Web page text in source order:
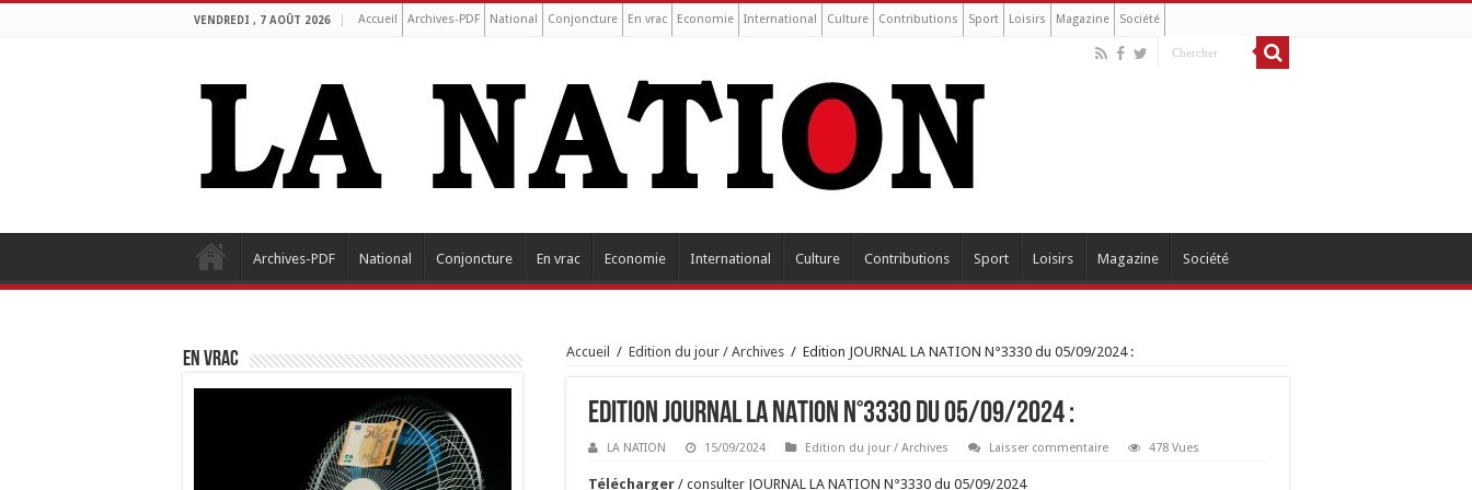
VENDREDI , 7 AOÛT 2026 Accueil Archives-PDF National Conjoncture En vrac Economie International Culture Contributions Sport Loisirs Magazine Société
Archives-PDF National Conjoncture En vrac Economie International Culture Contributions Sport Loisirs Magazine Société
Accueil / Edition du jour / Archives / Edition JOURNAL LA NATION N°3330 du 05/09/2024 :
Edition JOURNAL LA NATION N°3330 du 05/09/2024 :
LA NATION 15/09/2024 Edition du jour / Archives Laisser commentaire 478 Vues
Tél écharger / consulter JOURNAL LA NATION N°3330 du 05/09/2024
EN VRAC